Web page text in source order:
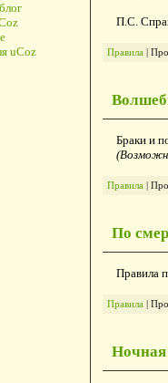
uCoz
П.С.
Правила
Браки и
Правила
По
Правила
Правила
Ночная